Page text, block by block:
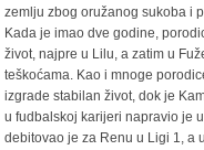
zemlju zbog oružanog sukoba i
Kada je imao dve godine,
život, najpre u Lilu, a zatim u
teškoćama. Kao i mnoge
izgrade stabilan život, dok je
u fudbalskoj karijeri napravio je
debitovao je za Renu u Ligi 1, a